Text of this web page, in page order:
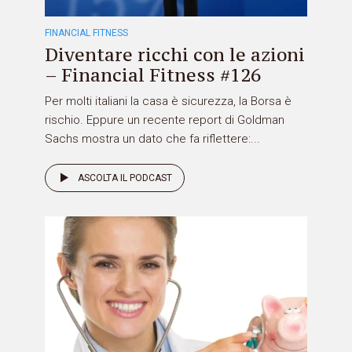
FINANCIAL FITNESS
Diventare ricchi con le azioni
– Financial Fitness #126
Per molti italiani la casa è sicurezza, la Borsa è
rischio. Eppure un recente report di Goldman
Sachs mostra un dato che fa riflettere:...
ASCOLTA IL PODCAST